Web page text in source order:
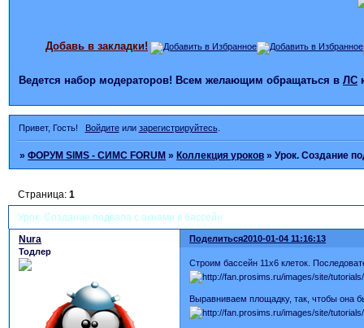
Добавь в закладки!
Ведется набор модераторов! Всем желающим обращаться в ЛС
Привет, Гость! Войдитеили зарегистрируйтесь.
»ФОРУМ SIMS - СИМС FORUM »Коллекция уроков »Урок. Создание
Урок. Создание подвала с окнами в бассейн
Страница:1
Поделиться2010-01-04 11:16:13
Nura
Тодлер
Строим бассейн 11х6 клеток.
Выравниваем площадку, так, чтобы она